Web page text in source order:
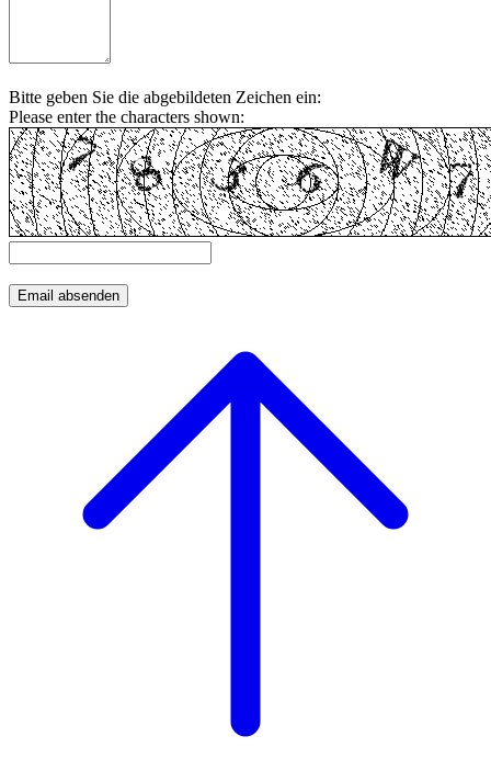
Bitte geben Sie die abgebildeten Zeichen ein:
Please enter the characters shown: